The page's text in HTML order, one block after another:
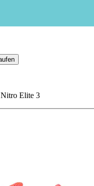
Nitro Elite 3